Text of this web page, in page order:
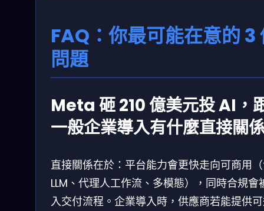
FAQ：你最可能在意的 3
問題
Meta 砸 210 億美元投 AI，
一般企業導入有什麼直接關
直接關係在於：平台能力會更快走向可商用
LLM、代理人工作流、多模態），同時合規會
入交付流程。企業導入時，供應商若能提供